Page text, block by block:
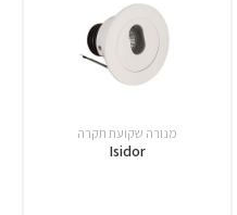
מנורה שקועת תקרה
Isidor